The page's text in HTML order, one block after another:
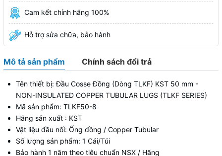
Cam kết chính hãng 100%
Hỗ trợ sửa chữa, bảo hành
Mô tả sản phẩm Chính sách đổi trả
Tên thiết bị: Đầu Cosse Đồng (Dòng TLKF) KST 50 mm -
NON-INSULATED COPPER TUBULAR LUGS (TLKF SERIES)
Mã sản phẩm: TLKF50-8
Hãng sản xuất : KST
Vật liệu đầu nối: Ống đồng / Copper Tubular
Số lượng sản phẩm: 1 Cái/Túi
Bảo hành 1 năm theo tiêu chuẩn NSX / Hãng